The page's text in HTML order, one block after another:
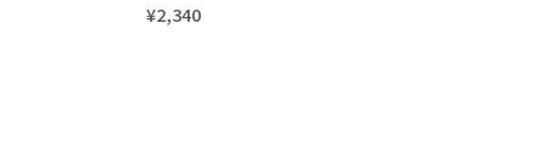
¥2,340